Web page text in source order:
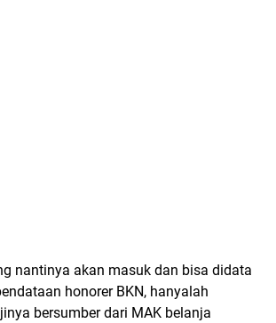
nantinya akan masuk dan bisa didata
honorer BKN, hanyalah
bersumber dari MAK belanja